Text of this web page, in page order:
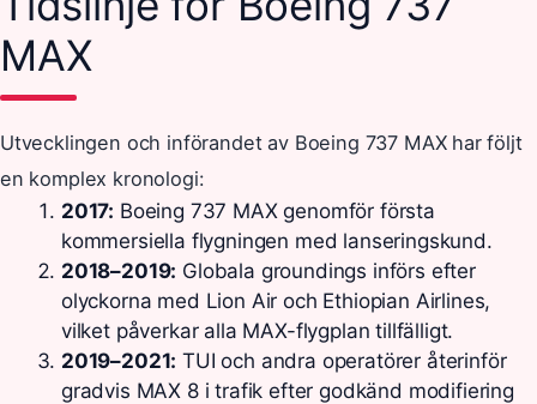
MAX
Utvecklingen och införandet av Boeing 737 MAX har följt
en komplex kronologi:
2017: Boeing 737 MAX genomför första
kommersiella flygningen med lanseringskund.
2018–2019: Globala groundings införs efter
olyckorna med Lion Air och Ethiopian Airlines,
vilket påverkar alla MAX-flygplan tillfälligt.
2019–2021: TUI och andra operatörer återinför
gradvis MAX 8 i trafik efter godkänd modifiering